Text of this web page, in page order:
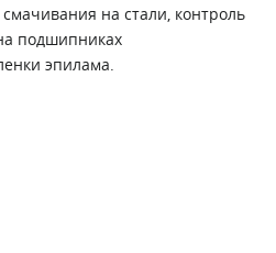
на стали, контроль
подшипниках
эпилама.